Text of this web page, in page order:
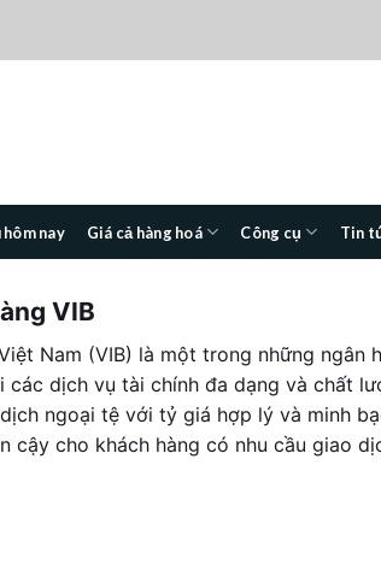
hôm nay Giá cả hàng hoá Công cụ Tin
VIB
Nam (VIB) là một trong những ngân
dịch vụ tài chính đa dạng và chất
ngoại tệ với tỷ giá hợp lý và minh
cậy cho khách hàng có nhu cầu giao